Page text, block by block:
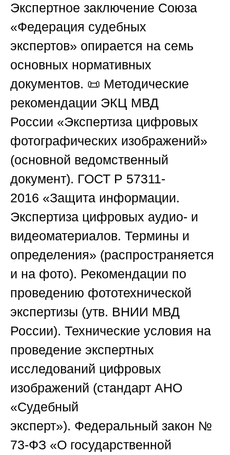
Экспертное заключение Союза
«Федерация судебных
экспертов» опирается на семь
основных нормативных
документов. 📜 Методические
рекомендации ЭКЦ МВД
России «Экспертиза цифровых
фотографических изображений»
(основной ведомственный
документ). ГОСТ Р 57311-
2016 «Защита информации.
Экспертиза цифровых аудио- и
видеоматериалов. Термины и
определения» (распространяется
и на фото). Рекомендации по
проведению фототехнической
экспертизы (утв. ВНИИ МВД
России). Технические условия на
проведение экспертных
исследований цифровых
изображений (стандарт АНО
«Судебный
эксперт»). Федеральный закон №
73-ФЗ «О государственной